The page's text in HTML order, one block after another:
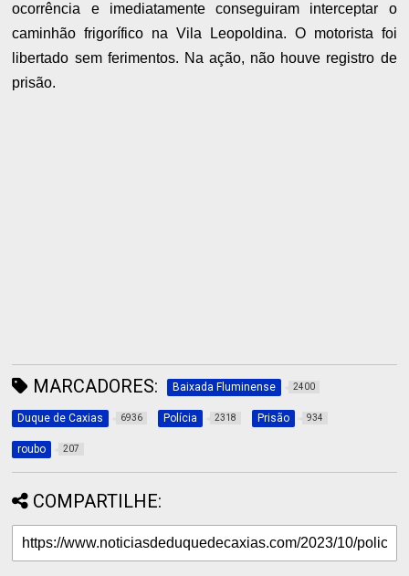
ocorrência e imediatamente conseguiram interceptar o
caminhão frigorífico na Vila Leopoldina. O motorista foi
libertado sem ferimentos. Na ação, não houve registro de
prisão.
MARCADORES: Baixada Fluminense 2400
Duque de Caxias 6936 Polícia 2318 Prisão 934
roubo 207
COMPARTILHE: